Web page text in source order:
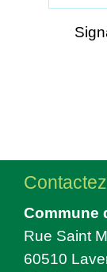
Commune
Rue Saint
60510